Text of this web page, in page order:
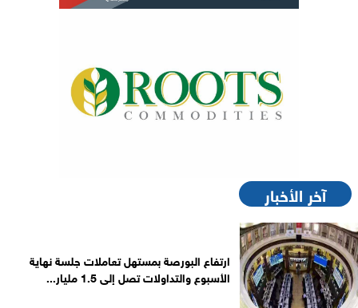
آخر الأخبار
ارتفاع البورصة بمستهل تعاملات جلسة نهاية
الأسبوع والتداولات تصل إلى 1.5 مليار...